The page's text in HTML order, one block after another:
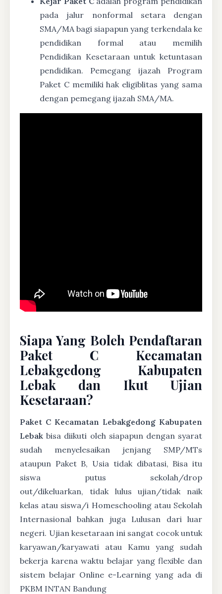
pada jalur nonformal setara dengan
SMA/MA bagi siapapun yang terkendala ke
pendidikan formal atau memilih
Pendidikan Kesetaraan untuk ketuntasan
pendidikan. Pemegang ijazah Program
Paket C memiliki hak eligiblitas yang sama
dengan pemegang ijazah SMA/MA.
Siapa Yang Boleh Pendaftaran
Paket C Kecamatan
Lebakgedong Kabupaten
Lebak dan Ikut Ujian
Kesetaraan?
Paket C Kecamatan Lebakgedong Kabupaten
Lebak bisa diikuti oleh siapapun dengan syarat
sudah menyelesaikan jenjang SMP/MTs
ataupun Paket B, Usia tidak dibatasi, Bisa itu
siswa putus sekolah/drop
out/dikeluarkan, tidak lulus ujian/tidak naik
kelas atau siswa/i Homeschooling atau Sekolah
Internasional bahkan juga Lulusan dari luar
negeri. Ujian kesetaraan ini sangat cocok untuk
karyawan/karyawati atau Kamu yang sudah
bekerja karena waktu belajar yang flexible dan
sistem belajar Online e-Learning yang ada di
PKBM INTAN Bandung